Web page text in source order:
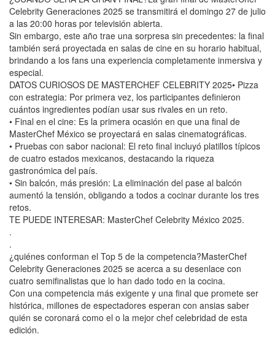
Celebrity Generaciones 2025 se transmitirá el domingo 27 de julio
a las 20:00 horas por televisión abierta.
Sin embargo, este año trae una sorpresa sin precedentes: la final
también será proyectada en salas de cine en su horario habitual,
brindando a los fans una experiencia completamente inmersiva y
especial.
DATOS CURIOSOS DE MASTERCHEF CELEBRITY 2025• Pizza
con estrategia: Por primera vez, los participantes definieron
cuántos ingredientes podían usar sus rivales en un reto.
• Final en el cine: Es la primera ocasión en que una final de
MasterChef México se proyectará en salas cinematográficas.
• Pruebas con sabor nacional: El reto final incluyó platillos típicos
de cuatro estados mexicanos, destacando la riqueza
gastronómica del país.
• Sin balcón, más presión: La eliminación del pase al balcón
aumentó la tensión, obligando a todos a cocinar durante los tres
retos.
TE PUEDE INTERESAR: MasterChef Celebrity México 2025.
.
.
¿quiénes conforman el Top 5 de la competencia?MasterChef
Celebrity Generaciones 2025 se acerca a su desenlace con
cuatro semifinalistas que lo han dado todo en la cocina.
Con una competencia más exigente y una final que promete ser
histórica, millones de espectadores esperan con ansias saber
quién se coronará como el o la mejor chef celebridad de esta
edición.